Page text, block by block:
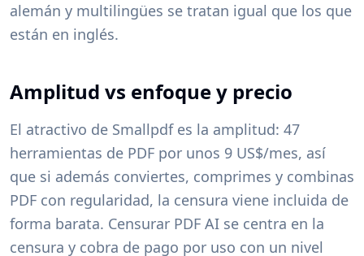
alemán y multilingües se tratan igual que los que
están en inglés.
Amplitud vs enfoque y precio
El atractivo de Smallpdf es la amplitud: 47
herramientas de PDF por unos 9 US$/mes, así
que si además conviertes, comprimes y combinas
PDF con regularidad, la censura viene incluida de
forma barata. Censurar PDF AI se centra en la
censura y cobra de pago por uso con un nivel